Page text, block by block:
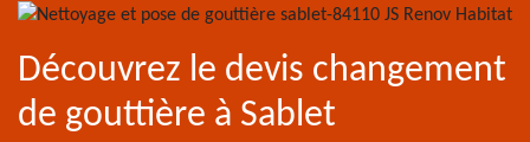
Découvrez le devis changement
de gouttière à Sablet